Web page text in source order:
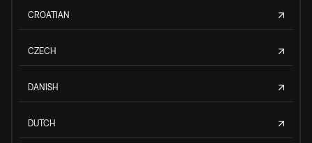
CROATIAN
CZECH
DANISH
DUTCH